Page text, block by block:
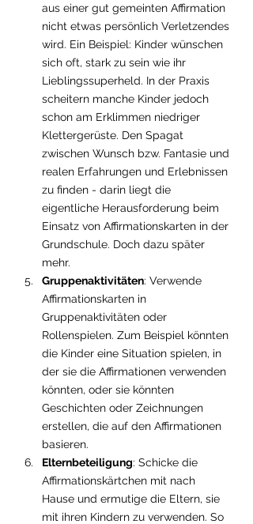
aus einer gut gemeinten Affirmation
nicht etwas persönlich Verletzendes
wird. Ein Beispiel: Kinder wünschen
sich oft, stark zu sein wie ihr
Lieblingssuperheld. In der Praxis
scheitern manche Kinder jedoch
schon am Erklimmen niedriger
Klettergerüste. Den Spagat
zwischen Wunsch bzw. Fantasie und
realen Erfahrungen und Erlebnissen
zu finden - darin liegt die
eigentliche Herausforderung beim
Einsatz von Affirmationskarten in der
Grundschule. Doch dazu später
mehr.
Gruppenaktivitäten: Verwende
Affirmationskarten in
Gruppenaktivitäten oder
Rollenspielen. Zum Beispiel könnten
die Kinder eine Situation spielen, in
der sie die Affirmationen verwenden
könnten, oder sie könnten
Geschichten oder Zeichnungen
erstellen, die auf den Affirmationen
basieren.
Elternbeteiligung: Schicke die
Affirmationskärtchen mit nach
Hause und ermutige die Eltern, sie
mit ihren Kindern zu verwenden. So